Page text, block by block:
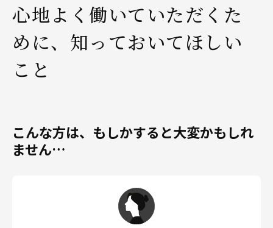
心地よく働いていただくた
めに、知っておいてほしい
こと
こんな方は、もしかすると大変かもしれ
ません…